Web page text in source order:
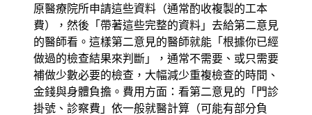
原醫療院所申請這些資料（通常酌收複製的工本
費），然後「帶著這些完整的資料」去給第二意見
的醫師看。這樣第二意見的醫師就能「根據你已經
做過的檢查結果來判斷」，通常不需要、或只需要
補做少數必要的檢查，大幅減少重複檢查的時間、
金錢與身體負擔。費用方面：看第二意見的「門診
掛號、診察費」依一般就醫計算（可能有部分負